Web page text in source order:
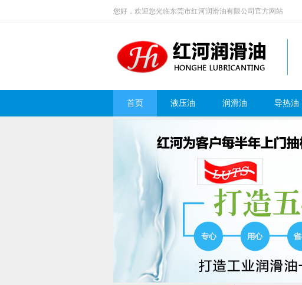
您好，欢迎您光临东莞市红河润滑油有限公司官方网站
首页 液压油 润滑油 导热油